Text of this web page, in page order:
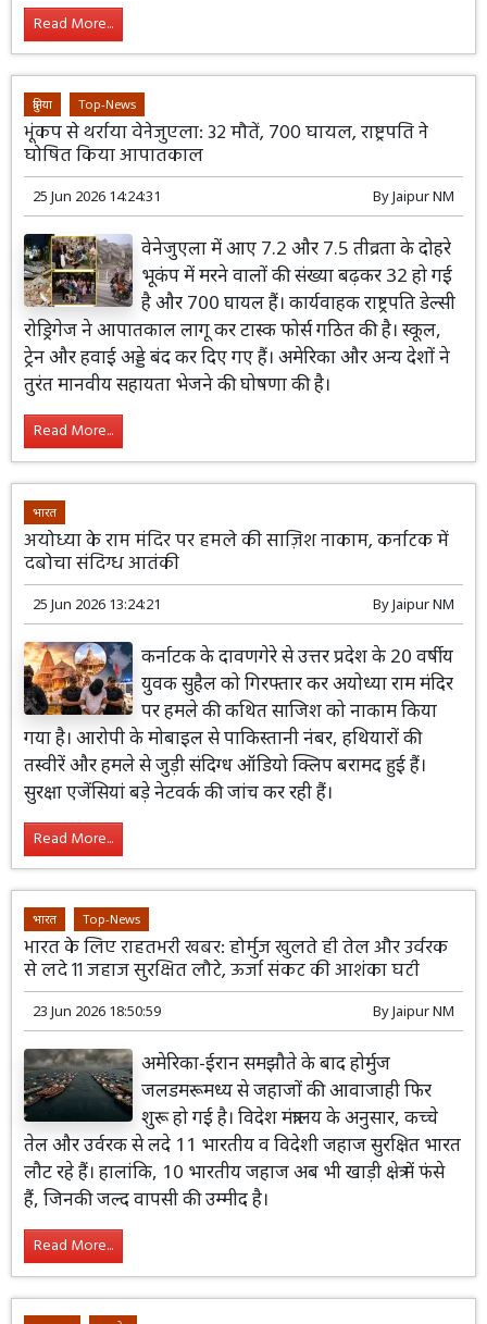
Read More...
दुनिया Top-News
भूंकप से थर्राया वेनेजुएला: 32 मौतें, 700 घायल, राष्ट्रपति ने
घोषित किया आपातकाल
25 Jun 2026 14:24:31 ByJaipur NM
वेनेजुएला में आए 7.2 और 7.5 तीव्रता के दोहरे
भूकंप में मरने वालों की संख्या बढ़कर 32 हो गई
है और 700 घायल हैं। कार्यवाहक राष्ट्रपति डेल्सी
रोड्रिगेज ने आपातकाल लागू कर टास्क फोर्स गठित की है। स्कूल,
ट्रेन और हवाई अड्डे बंद कर दिए गए हैं। अमेरिका और अन्य देशों ने
तुरंत मानवीय सहायता भेजने की घोषणा की है।
Read More...
भारत
अयोध्या के राम मंदिर पर हमले की साज़िश नाकाम, कर्नाटक में
दबोचा संदिग्ध आतंकी
25 Jun 2026 13:24:21 ByJaipur NM
कर्नाटक के दावणगेरे से उत्तर प्रदेश के 20 वर्षीय
युवक सुहैल को गिरफ्तार कर अयोध्या राम मंदिर
पर हमले की कथित साजिश को नाकाम किया
गया है। आरोपी के मोबाइल से पाकिस्तानी नंबर, हथियारों की
तस्वीरें और हमले से जुड़ी संदिग्ध ऑडियो क्लिप बरामद हुई हैं।
सुरक्षा एजेंसियां बड़े नेटवर्क की जांच कर रही हैं।
Read More...
भारत Top-News
भारत के लिए राहतभरी खबर: होर्मुज खुलते ही तेल और उर्वरक
से लदे 11 जहाज सुरक्षित लौटे, ऊर्जा संकट की आशंका घटी
23 Jun 2026 18:50:59 ByJaipur NM
अमेरिका-ईरान समझौते के बाद होर्मुज
जलडमरूमध्य से जहाजों की आवाजाही फिर
शुरू हो गई है। विदेश मंत्रालय के अनुसार, कच्चे
तेल और उर्वरक से लदे 11 भारतीय व विदेशी जहाज सुरक्षित भारत
लौट रहे हैं। हालांकि, 10 भारतीय जहाज अब भी खाड़ी क्षेत्र में फंसे
हैं, जिनकी जल्द वापसी की उम्मीद है।
Read More...